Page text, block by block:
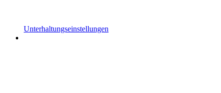
Unterhaltungseinstellungen